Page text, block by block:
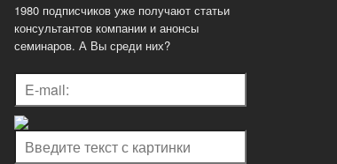
1980 подписчиков уже получают статьи
консультантов компании и анонсы
семинаров. А Вы среди них?